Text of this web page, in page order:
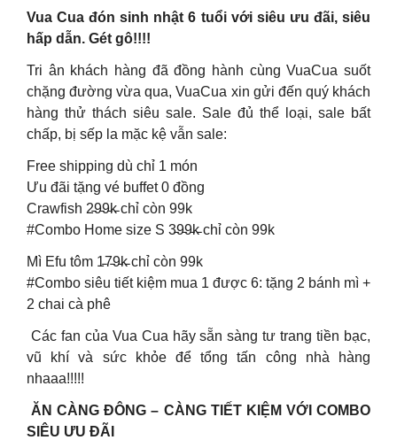
Vua Cua đón sinh nhật 6 tuổi với siêu ưu đãi, siêu
hấp dẫn. Gét gô!!!!
Tri ân khách hàng đã đồng hành cùng VuaCua suốt
chặng đường vừa qua, VuaCua xin gửi đến quý khách
hàng thử thách siêu sale. Sale đủ thể loại, sale bất
chấp, bị sếp la mặc kệ vẫn sale:
Free shipping dù chỉ 1 món
Ưu đãi tặng vé buffet 0 đồng
Crawfish 2̵9̵9̵k̵ chỉ còn 99k
#Combo Home size S 3̵9̵9̵k̵ chỉ còn 99k
Mì Efu tôm ​​1̵7̵9̵k̵ chỉ còn 99k
#Combo siêu tiết kiệm mua 1 được 6: tặng 2 bánh mì +
2 chai cà phê
Các fan của Vua Cua hãy sẵn sàng tư trang tiền bạc,
vũ khí và sức khỏe để tổng tấn công nhà hàng
nhaaa!!!!!
ĂN CÀNG ĐÔNG – CÀNG TIẾT KIỆM VỚI COMBO
SIÊU ƯU ĐÃI